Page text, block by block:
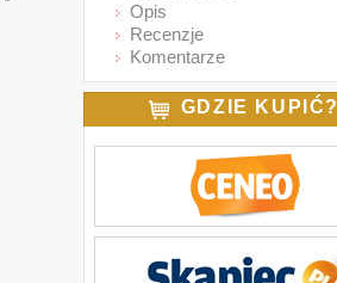
Opis
Recenzje
Komentarze
GDZIE KUPIĆ?